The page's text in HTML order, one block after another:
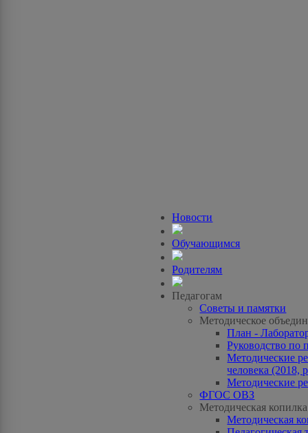
Новости
Обучающимся
Родителям
Педагогам
Советы и памятки
Методическое
План -
Руководство по
Методические
человека (2018,
Методические
ФГОС ОВЗ
Методическая
Методическая